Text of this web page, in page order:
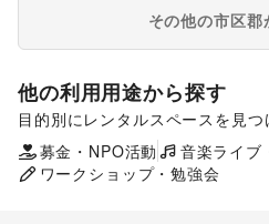
その他の市区郡
他の利用用途から探す
目的別にレンタルスペースを見つ
ポップアップストア
販促イベント
募金・NPO活動
音楽ライブ
ワークショップ・勉強会